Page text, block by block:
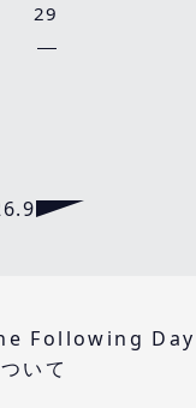
29
Following
いて